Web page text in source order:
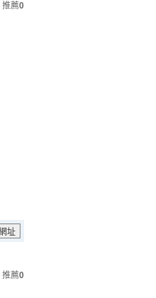
推薦0
推薦0